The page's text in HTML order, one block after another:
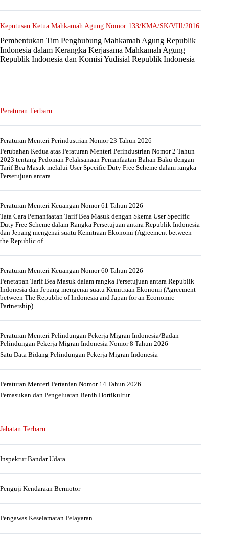
Keputusan Ketua Mahkamah Agung Nomor 133/KMA/SK/VIIl/2016
Pembentukan Tim Penghubung Mahkamah Agung Republik
Indonesia dalam Kerangka Kerjasama Mahkamah Agung
Republik Indonesia dan Komisi Yudisial Republik Indonesia
Peraturan Terbaru
Peraturan Menteri Perindustrian Nomor 23 Tahun 2026
Perubahan Kedua atas Peraturan Menteri Perindustrian Nomor 2 Tahun
2023 tentang Pedoman Pelaksanaan Pemanfaatan Bahan Baku dengan
Tarif Bea Masuk melalui User Specific Duty Free Scheme dalam rangka
Persetujuan antara...
Peraturan Menteri Keuangan Nomor 61 Tahun 2026
Tata Cara Pemanfaatan Tarif Bea Masuk dengan Skema User Specific
Duty Free Scheme dalam Rangka Persetujuan antara Republik Indonesia
dan Jepang mengenai suatu Kemitraan Ekonomi (Agreement between
the Republic of...
Peraturan Menteri Keuangan Nomor 60 Tahun 2026
Penetapan Tarif Bea Masuk dalam rangka Persetujuan antara Republik
Indonesia dan Jepang mengenai suatu Kemitraan Ekonomi (Agreement
between The Republic of Indonesia and Japan for an Economic
Partnership)
Peraturan Menteri Pelindungan Pekerja Migran Indonesia/Badan
Pelindungan Pekerja Migran Indonesia Nomor 8 Tahun 2026
Satu Data Bidang Pelindungan Pekerja Migran Indonesia
Peraturan Menteri Pertanian Nomor 14 Tahun 2026
Pemasukan dan Pengeluaran Benih Hortikultur
Jabatan Terbaru
Inspektur Bandar Udara
Penguji Kendaraan Bermotor
Pengawas Keselamatan Pelayaran